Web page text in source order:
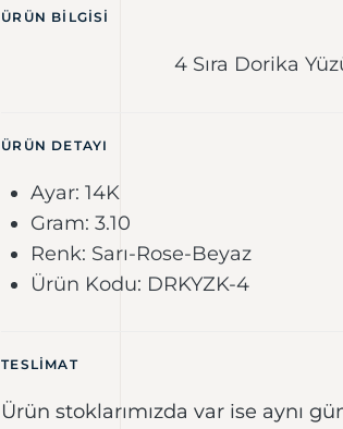
ÜRÜN BILGISI
4 Sıra Dorika
ÜRÜN DETAYI
Ayar: 14K
Gram: 3.10
Renk: Sarı-Rose-Beyaz
Ürün Kodu: DRKYZK-4
TESLIMAT
Ürün stoklarımızda var ise aynı